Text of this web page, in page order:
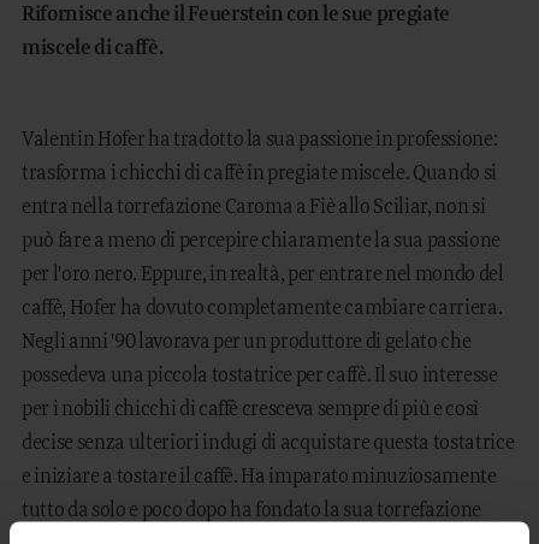
Rifornisce anche il Feuerstein con le sue pregiate
miscele di caffè.
Valentin Hofer ha tradotto la sua passione in professione:
trasforma i chicchi di caffè in pregiate miscele. Quando si
entra nella torrefazione Caroma a Fiè allo Sciliar, non si
può fare a meno di percepire chiaramente la sua passione
per l'oro nero. Eppure, in realtà, per entrare nel mondo del
caffè, Hofer ha dovuto completamente cambiare carriera.
Negli anni '90 lavorava per un produttore di gelato che
possedeva una piccola tostatrice per caffè. Il suo interesse
per i nobili chicchi di caffè cresceva sempre di più e così
decise senza ulteriori indugi di acquistare questa tostatrice
e iniziare a tostare il caffè. Ha imparato minuziosamente
tutto da solo e poco dopo ha fondato la sua torrefazione